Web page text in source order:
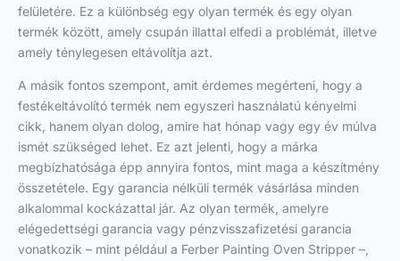
felületére. Ez a különbség egy olyan termék és egy olyan
termék között, amely csupán illattal elfedi a problémát, illetve
amely ténylegesen eltávolítja azt.
A másik fontos szempont, amit érdemes megérteni, hogy a
festékeltávolító termék nem egyszeri használatú kényelmi
cikk, hanem olyan dolog, amire hat hónap vagy egy év múlva
ismét szükséged lehet. Ez azt jelenti, hogy a márka
megbízhatósága épp annyira fontos, mint maga a készítmény
összetétele. Egy garancia nélküli termék vásárlása minden
alkalommal kockázattal jár. Az olyan termék, amelyre
elégedettségi garancia vagy pénzvisszafizetési garancia
vonatkozik – mint például a Ferber Painting Oven Stripper –,